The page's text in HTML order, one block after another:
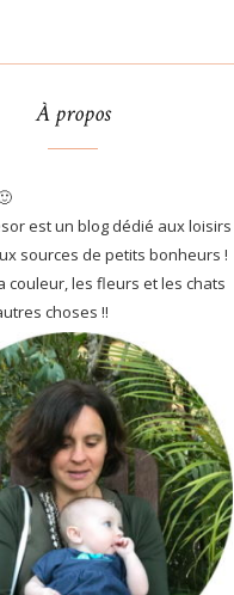
À propos
est un blog dédié aux loisirs
sources de petits bonheurs !
couleur, les fleurs et les chats
choses !!